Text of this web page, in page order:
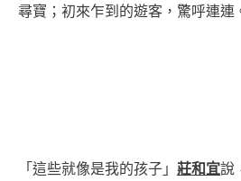
尋寶；初來乍到的遊客，驚呼連連
「這些就像是我的孩子」 莊和宜說